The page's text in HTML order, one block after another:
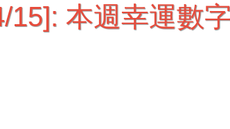
15]: 本週幸運數